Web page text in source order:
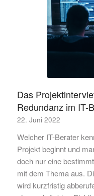
Das
Redundanz im IT-
22. Juni 2022
Welcher IT-Berater
Projekt beginnt und
doch nur eine
mit dem Thema aus.
wird kurzfristig